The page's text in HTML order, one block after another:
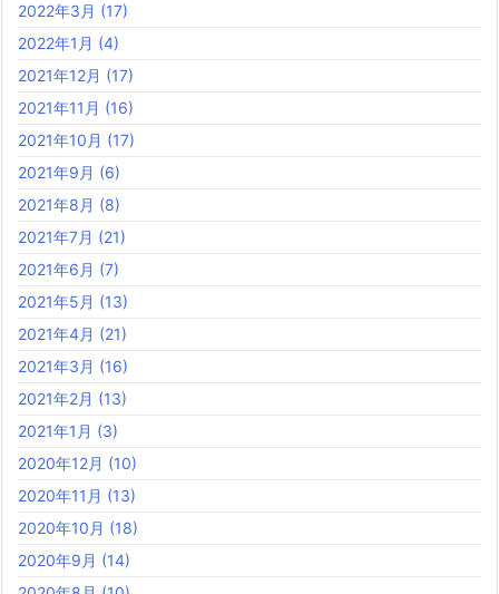
2022年3月 (17)
2022年1月 (4)
2021年12月 (17)
2021年11月 (16)
2021年10月 (17)
2021年9月 (6)
2021年8月 (8)
2021年7月 (21)
2021年6月 (7)
2021年5月 (13)
2021年4月 (21)
2021年3月 (16)
2021年2月 (13)
2021年1月 (3)
2020年12月 (10)
2020年11月 (13)
2020年10月 (18)
2020年9月 (14)